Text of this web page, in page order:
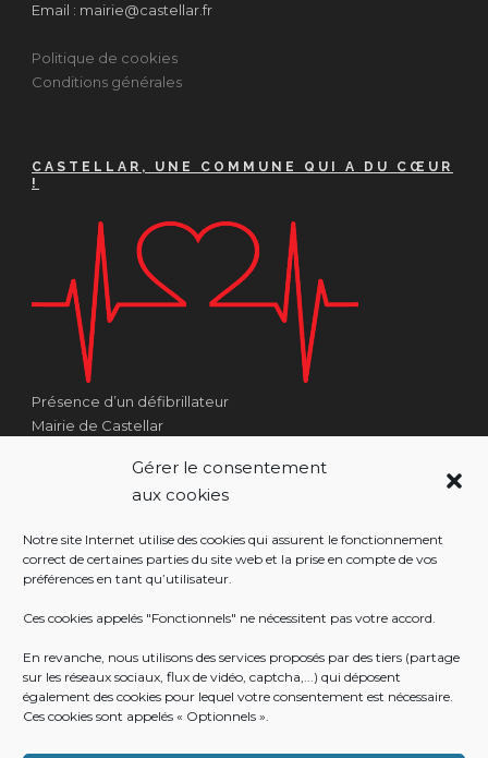
Gérer le consentement
aux cookies
Notre site Internet utilise des cookies qui assurent le fonctionnement
correct de certaines parties du site web et la prise en compte de vos
préférences en tant qu’utilisateur.
Ces cookies appelés "Fonctionnels" ne nécessitent pas votre accord.
En revanche, nous utilisons des services proposés par des tiers (partage
sur les réseaux sociaux, flux de vidéo, captcha,...) qui déposent
également des cookies pour lequel votre consentement est nécessaire.
Ces cookies sont appelés « Optionnels ».
Email : mairie@castellar.fr
Politique de cookies
Conditions générales
CASTELLAR, UNE COMMUNE QUI A DU CŒUR
!
Présence d’un défibrillateur
Mairie de Castellar
Côté Escalier Rue Sarrail
06500 Castellar
RÉALISATION